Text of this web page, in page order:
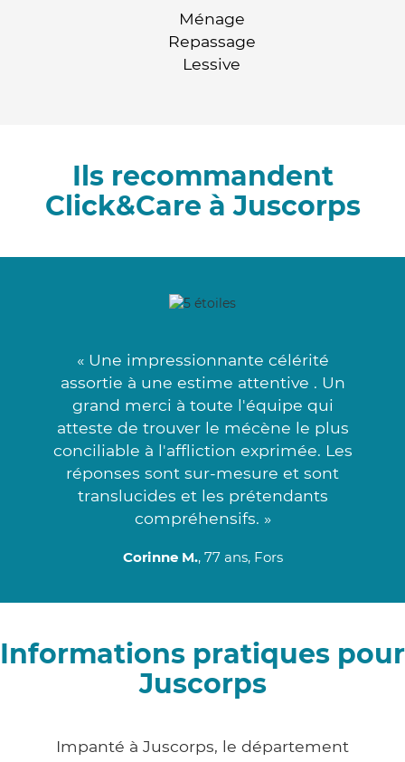
Ménage
Repassage
Lessive
Ils recommandent
Click&Care à Juscorps
« Une impressionnante célérité
assortie à une estime attentive . Un
grand merci à toute l'équipe qui
atteste de trouver le mécène le plus
conciliable à l'affliction exprimée. Les
réponses sont sur-mesure et sont
translucides et les prétendants
compréhensifs. »
Corinne M., 77 ans, Fors
Informations pratiques pour
Juscorps
Impanté à Juscorps, le département